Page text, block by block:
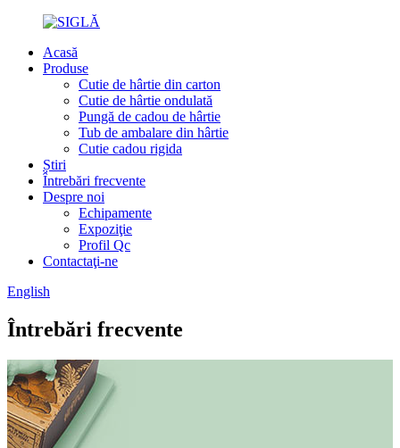
Acasă
Produse
Cutie de hârtie din carton
Cutie de hârtie ondulată
Pungă de cadou de hârtie
Tub de ambalare din hârtie
Cutie cadou rigida
Știri
Întrebări frecvente
Despre noi
Echipamente
Expoziţie
Profil Qc
Contactaţi-ne
English
Întrebări frecvente